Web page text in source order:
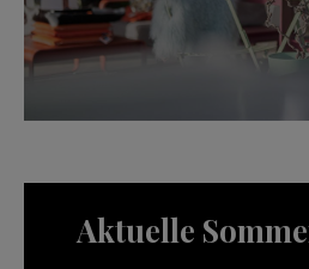
Previous
Aktuelle